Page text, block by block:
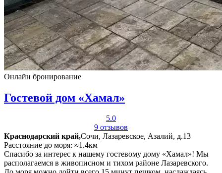
Онлайн бронирование
Гостевой дом «Хамал»
5.0
9 отзывов
Краснодарский край,Сочи, Лазаревское, Азалий, д.13
Расстояние до моря: ≈1.4км
Спасибо за интерес к нашему гостевому дому «Хамал»! Мы
располагаемся в живописном и тихом районе Лазаревского.